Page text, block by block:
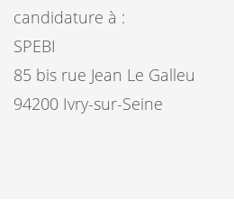
candidature à :
SPEBI
85 bis rue Jean Le Galleu
94200 Ivry-sur-Seine